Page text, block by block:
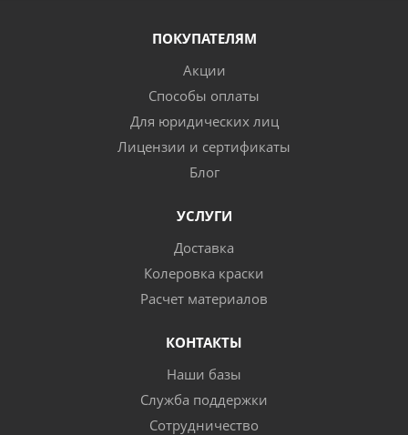
ПОКУПАТЕЛЯМ
Акции
Способы оплаты
Для юридических лиц
Лицензии и сертификаты
Блог
УСЛУГИ
Доставка
Колеровка краски
Расчет материалов
КОНТАКТЫ
Наши базы
Служба поддержки
Сотрудничество